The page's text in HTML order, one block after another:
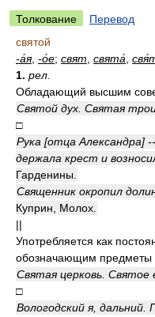
Толкование
Перевод
святой
-а́я, -о́е; свят свята́
1. рел.
Обладающий высшим
Святой дух. Святая
□
Рука [отца Александра]
держала крест и
Гарденины.
Священник окропил
Куприн, Молох.
||
Употребляется как
обозначающим предметы
Святая церковь. Святое
□
Вологодский я,